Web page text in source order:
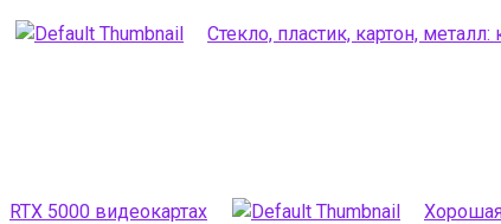
Стекло, пластик, картон,
RTX 5000 видеокартах